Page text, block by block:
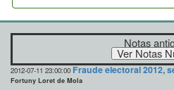
Notas
2012-07-11 23:00:00 Fraude electoral 2012,
Fortuny Loret de Mola